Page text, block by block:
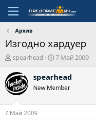
Архив
Изгодно хардуер
А
т
о
р
spearhead
Н
ч
л
д
7 Май 2009
spearhead
New Member
7 Май 2009